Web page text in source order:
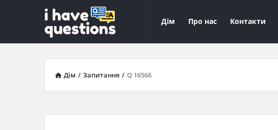
iHaveQuestions
Навігація
Дім Про нас Контакти
Дім / Запитання / Q 16566